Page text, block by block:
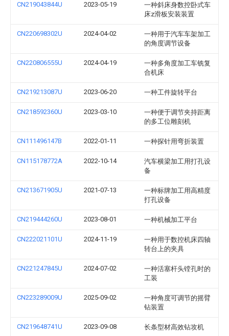
CN219043844U 2023-05-19
一种斜床身数控卧式车
床z滑板安装装置
CN220698302U 2024-04-02
一种用于汽车车架加工
的角度调节设备
CN220806555U 2024-04-19
一种多角度加工车铣复
合机床
CN219213087U 2023-06-20 一种工件旋转平台
CN218592360U 2023-03-10
一种便于调节夹持距离
的多工位雕刻机
CN111496147B 2022-01-11 一种探针用弯折装置
CN115178772A 2022-10-14
汽车横梁加工用打孔设
备
CN213671905U 2021-07-13
一种标牌加工用高精度
打孔设备
CN219444260U 2023-08-01 一种机械加工平台
CN222021101U 2024-11-19
一种用于数控机床四轴
转台上的夹具
CN221247845U 2024-07-02
一种活塞杆头镗孔时的
工装
CN223289009U 2025-09-02
一种角度可调节的摇臂
钻装置
CN219648741U 2023-09-08 长条型材高效钻攻机